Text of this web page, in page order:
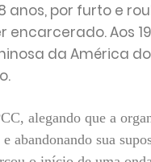
anos, por furto e
Aos
da América
alegando que a
sua